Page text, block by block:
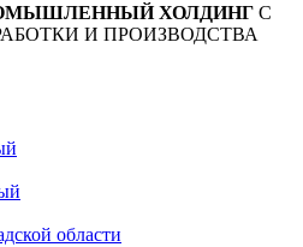
ХОЛДИНГ С
И ПРОИЗВОДСТВА
области